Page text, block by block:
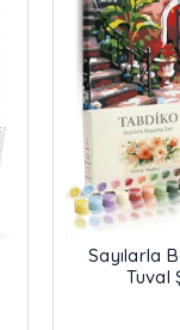
Sayılarla
Tuval